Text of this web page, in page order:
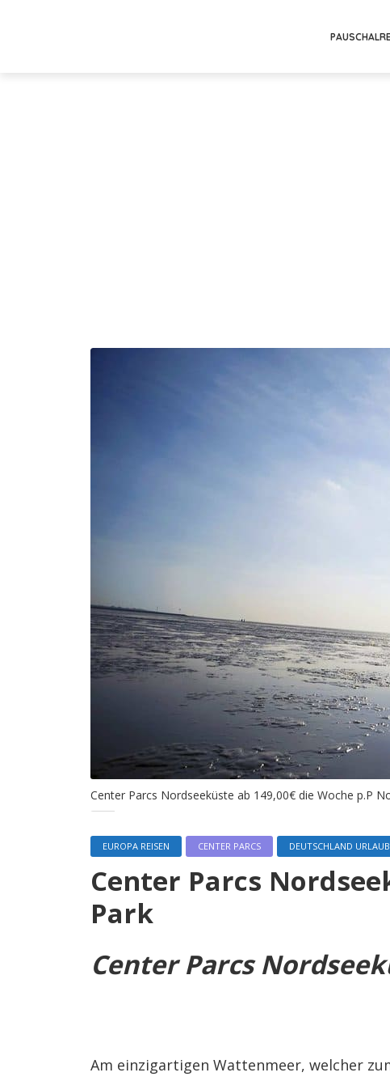
Center Parcs Nordseeküste ab 149,00€ die Woche p.P
EUROPA REISEN CENTER PARCS DEUTSCHLAND URLAUB
Center Parcs
Park
Center Parcs
Am einzigartigen Wattenmeer, welcher